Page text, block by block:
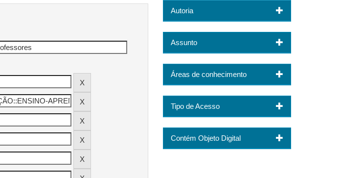
Autoria
Assunto
Áreas de conhecimento
Tipo de Acesso
Contém Objeto Digital